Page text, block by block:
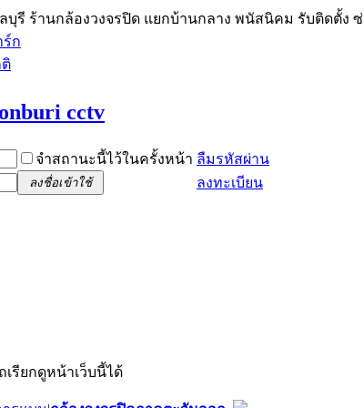
รี ร้านกล้องวงจรปิด แยกบ้านกลาง พนัสนิคม รับติดตั้ง
ร์ก
จำสถานะนี้ไว้ในครั้งหน้า ลืมรหัสผ่าน
ลงชื่อเข้าใช้ ลงทะเบียน
รียกดูหน้าเว็บนี้ได้